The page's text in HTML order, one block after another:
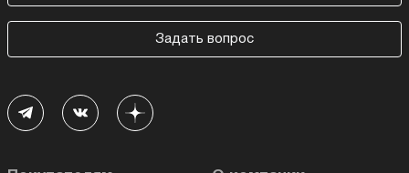
Задать вопрос